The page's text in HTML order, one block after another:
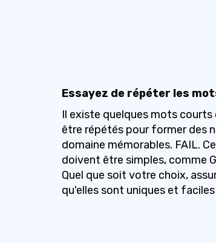
Essayez de répéter les
Il existe quelques mots courts
être répétés pour former des
domaine mémorables. FAIL.
doivent être simples, comme
Quel que soit votre choix,
qu'elles sont uniques et